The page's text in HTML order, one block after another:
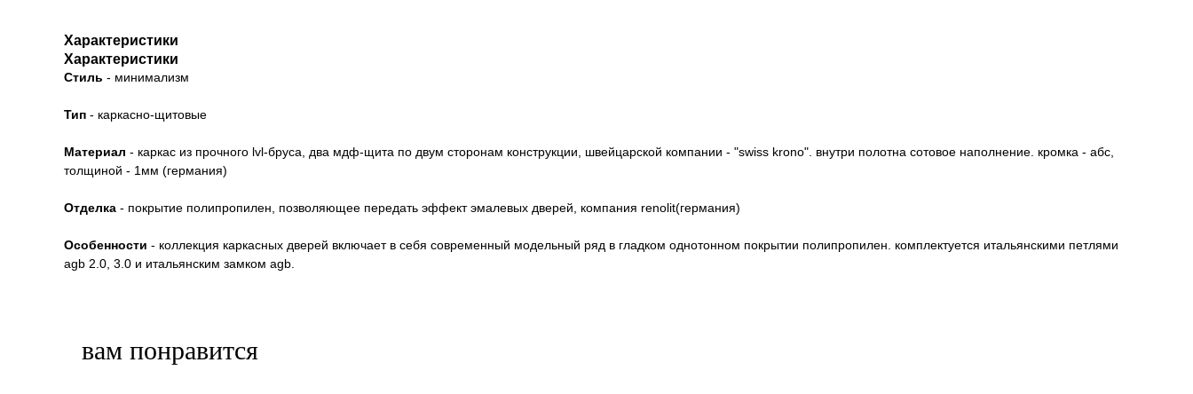
Характеристики
Характеристики
Стиль - минимализм
Тип - каркасно-щитовые
Материал - каркас из прочного lvl-бруса, два мдф-щита по двум сторонам конструкции, швейцарской компании - "swiss krono". внутри полотна сотовое наполнение. кромка - абс,
толщиной - 1мм (германия)
Отделка - покрытие полипропилен, позволяющее передать эффект эмалевых дверей, компания renolit(германия)
Особенности - коллекция каркасных дверей включает в себя современный модельный ряд в гладком однотонном покрытии полипропилен. комплектуется итальянскими петлями
agb 2.0, 3.0 и итальянским замком agb.
вам понравится